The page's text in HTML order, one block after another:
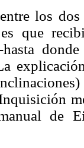
los
es que
de